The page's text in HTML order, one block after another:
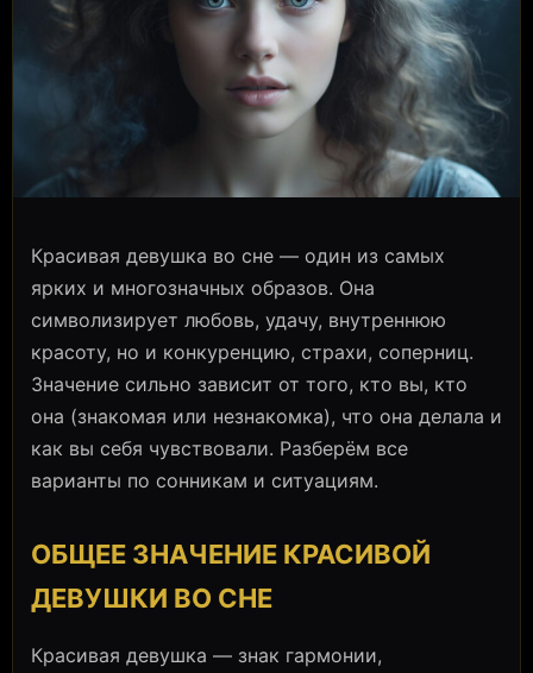
Красивая девушка во сне — один из самых
ярких и многозначных образов. Она
символизирует любовь, удачу, внутреннюю
красоту, но и конкуренцию, страхи, соперниц.
Значение сильно зависит от того, кто вы, кто
она (знакомая или незнакомка), что она делала и
как вы себя чувствовали. Разберём все
варианты по сонникам и ситуациям.
ОБЩЕЕ ЗНАЧЕНИЕ КРАСИВОЙ
ДЕВУШКИ ВО СНЕ
Красивая девушка — знак гармонии,